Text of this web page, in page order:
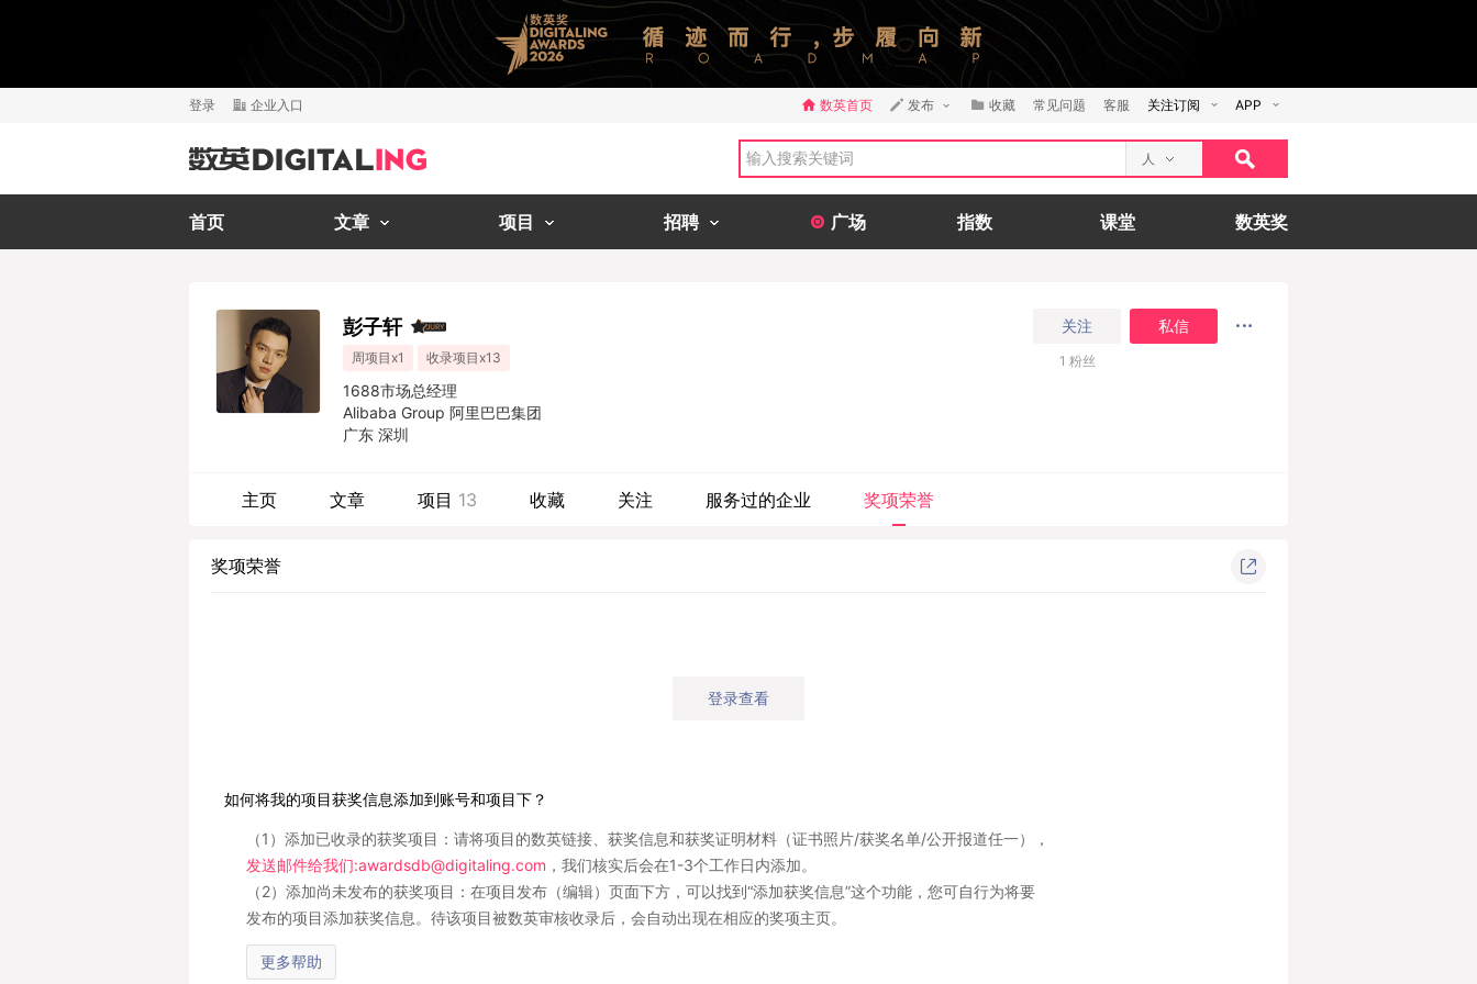
登录 企业入口 数英首页 发布 收藏 常见问题 客服 关注订阅 APP
人
首页 文章 项目 招聘 广场 指数 课堂 数英奖
彭子轩
周项目x1 收录项目x13
1688市场总经理
Alibaba Group 阿里巴巴集团
广东 深圳
关注 私信
1 粉丝
主页 文章 项目 13 收藏 关注 服务过的企业 奖项荣誉
奖项荣誉
登录查看
如何将我的项目获奖信息添加到账号和项目下？
（1）添加已收录的获奖项目：请将项目的数英链接、获奖信息和获奖证明材料（证书照片/获奖名单/公开报道任一），
发送邮件给我们:awardsdb@digitaling.com ，我们核实后会在1-3个工作日内添加。
（2）添加尚未发布的获奖项目：在项目发布（编辑）页面下方，可以找到“添加获奖信息”这个功能，您可自行为将要
发布的项目添加获奖信息。待该项目被数英审核收录后，会自动出现在相应的奖项主页。
更多帮助